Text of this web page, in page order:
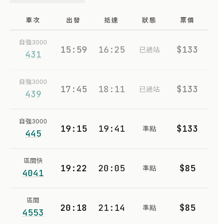
車次 出發 抵達 狀態 票價
自強3000
431 15:59 16:25 已過站 $133
自強3000
439 17:45 18:11 已過站 $133
自強3000
445 19:15 19:41 準點 $133
區間快
4041 19:22 20:05 準點 $85
區間
4553 20:18 21:14 準點 $85